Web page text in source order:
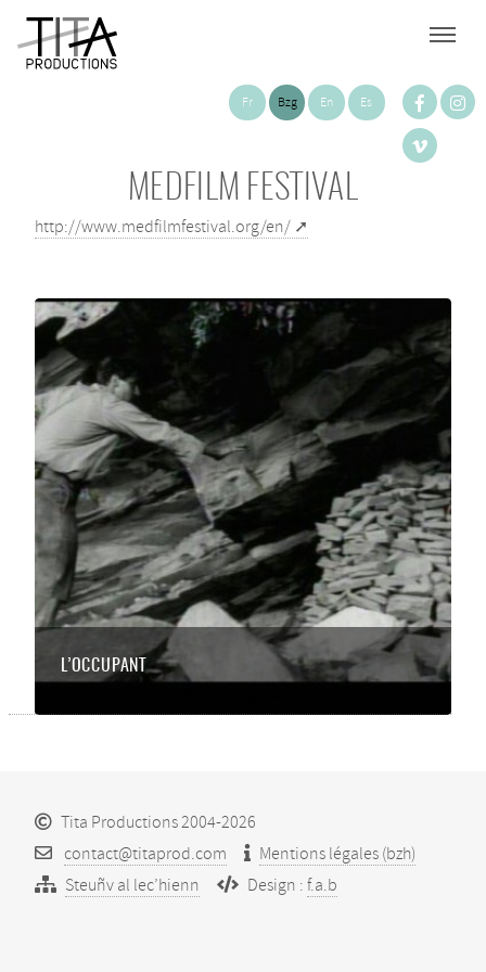
Fr Bzg En Es
MEDFILM FESTIVAL
http://www.medfilmfestival.org/en/
L’OCCUPANT
Tita Productions 2004-2026
contact@titaprod.com
Mentions légales (bzh)
Steuñv al lec’hienn
Design : f.a.b